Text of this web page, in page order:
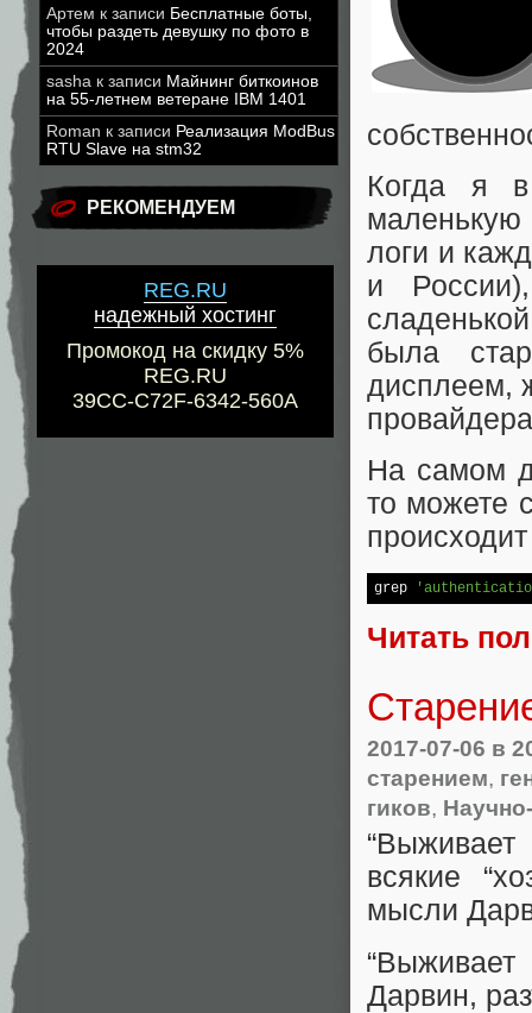
Артем к записи Бесплатные боты,
чтобы раздеть девушку по фото в
2024
sasha к записи Майнинг биткоинов
на 55-летнем ветеране IBM 1401
Roman к записи Реализация ModBus
RTU Slave на stm32
РЕКОМЕНДУЕМ
REG.RU
надежный хостинг
Промокод на скидку 5%
REG.RU
39CC-C72F-6342-560A
Когда я
маленькую
логи и
и
была
дисплеем,
На самом
то можете
grep
Читать
2017-07-06 в
старением,
гиков,
всякие
мысли
Дарвин,